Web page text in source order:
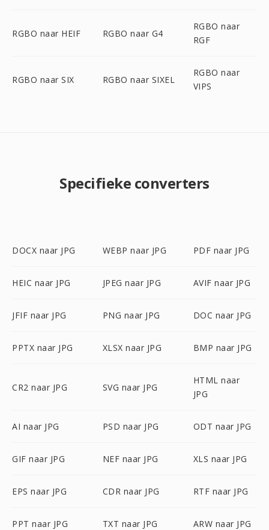
RGBO naar HEIF RGBO naar G4
RGBO naar
RGF
RGBO naar SIX RGBO naar SIXEL
RGBO naar
VIPS
Specifieke converters
DOCX naar JPG WEBP naar JPG PDF naar JPG
HEIC naar JPG JPEG naar JPG AVIF naar JPG
JFIF naar JPG PNG naar JPG DOC naar JPG
PPTX naar JPG XLSX naar JPG BMP naar JPG
CR2 naar JPG SVG naar JPG
HTML naar
JPG
AI naar JPG PSD naar JPG ODT naar JPG
GIF naar JPG NEF naar JPG XLS naar JPG
EPS naar JPG CDR naar JPG RTF naar JPG
PPT naar JPG TXT naar JPG ARW naar JPG